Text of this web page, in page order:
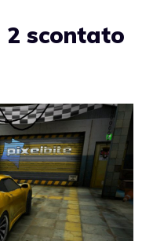
2 scontato